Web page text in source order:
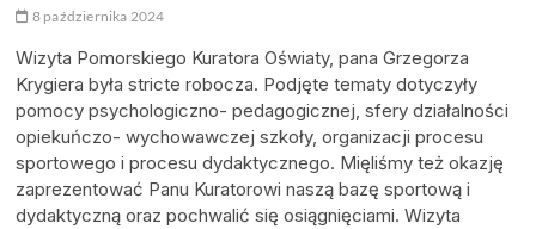
8 października 2024
Wizyta Pomorskiego Kuratora Oświaty, pana Grzegorza
Krygiera była stricte robocza. Podjęte tematy dotyczyły
pomocy psychologiczno- pedagogicznej, sfery działalności
opiekuńczo- wychowawczej szkoły, organizacji procesu
sportowego i procesu dydaktycznego. Mięliśmy też okazję
zaprezentować Panu Kuratorowi naszą bazę sportową i
dydaktyczną oraz pochwalić się osiągnięciami. Wizyta